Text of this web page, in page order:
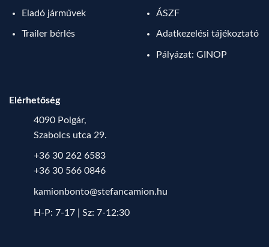
Eladó járművek
Trailer bérlés
ÁSZF
Adatkezelési tájékoztató
Pályázat: GINOP
Elérhetőség
4090 Polgár,
Szabolcs utca 29.
+36 30 262 6583
+36 30 566 0846
kamionbonto@stefancamion.hu
H-P: 7-17 | Sz: 7-12:30